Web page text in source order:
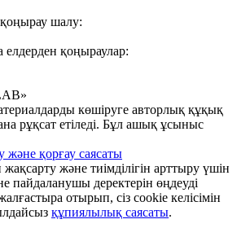
шалу:
қоңыраулар:
көшіруге авторлық құқық
рұқсат етіледі. Бұл ашық ұсыныс
және қорғау саясаты
және тиімділігін арттыру үшін
пайдаланушы деректерін өңдеуді
отырып, сіз cookie келісімін
құпиялылық саясаты.